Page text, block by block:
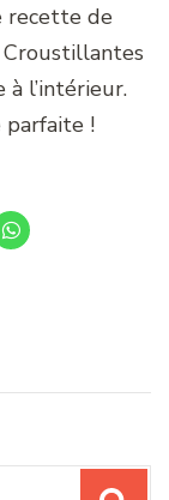
recette de
à l’intérieur.
parfaite !